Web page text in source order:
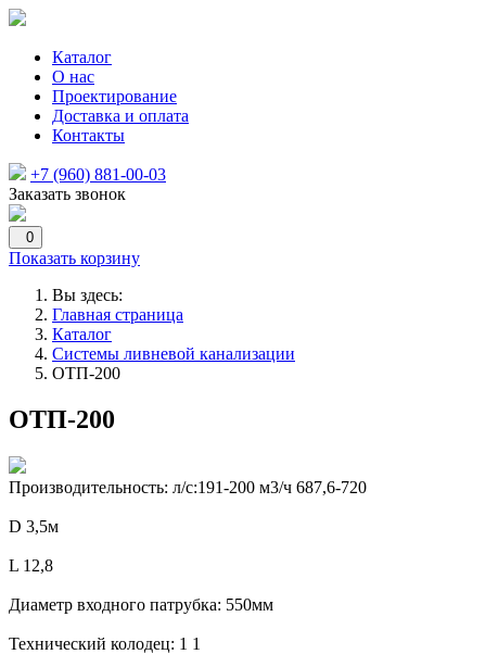
Каталог
О нас
Проектирование
Доставка и оплата
Контакты
+7 (960) 881-00-03
Заказать звонок
0
Показать корзину
Вы здесь:
Главная страница
Каталог
Системы ливневой канализации
ОТП-200
ОТП-200
Производительность: л/c:191-200 м3/ч 687,6-720
D 3,5м
L 12,8
Диаметр входного патрубка: 550мм
Технический колодец: 1 1